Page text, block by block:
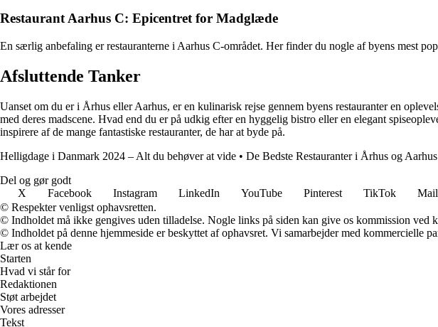
Restaurant Aarhus C: Epicentret for Madglæde
En særlig anbefaling er restauranterne i Aarhus C-området. Her finder du nogle af byens mest
Afsluttende Tanker
Uanset om du er i Århus eller Aarhus, er en kulinarisk rejse gennem byens restauranter en
med deres madscene. Hvad end du er på udkig efter en hyggelig bistro eller en elegant
inspirere af de mange fantastiske restauranter, de har at byde på.
Helligdage i Danmark 2024 – Alt du behøver at vide • De Bedste Restauranter i Århus og
Del og gør godt
X
Facebook Instagram LinkedIn YouTube Pinterest TikTok Mail
© Respekter venligst ophavsretten.
© Indholdet må ikke gengives uden tilladelse. Nogle links på siden kan give os kommission ved
© Indholdet på denne hjemmeside er beskyttet af ophavsret. Vi samarbejder med kommercielle
Lær os at kende
Starten
Hvad vi står for
Redaktionen
Støt arbejdet
Vores adresser
Tekst